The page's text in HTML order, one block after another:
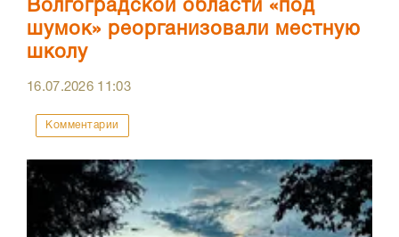
Волгоградской области «под
шумок» реорганизовали местную
школу
16.07.2026 11:03
Комментарии